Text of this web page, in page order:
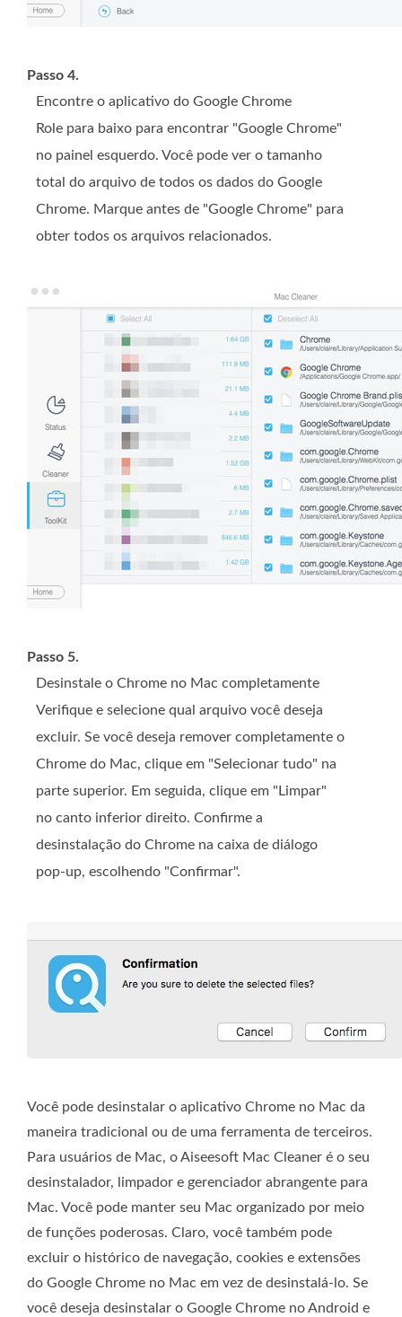
Passo 4.
Encontre o aplicativo do Google Chrome
Role para baixo para encontrar "Google Chrome"
no painel esquerdo. Você pode ver o tamanho
total do arquivo de todos os dados do Google
Chrome. Marque antes de "Google Chrome" para
obter todos os arquivos relacionados.
Passo 5.
Desinstale o Chrome no Mac completamente
Verifique e selecione qual arquivo você deseja
excluir. Se você deseja remover completamente o
Chrome do Mac, clique em "Selecionar tudo" na
parte superior. Em seguida, clique em "Limpar"
no canto inferior direito. Confirme a
desinstalação do Chrome na caixa de diálogo
pop-up, escolhendo "Confirmar".
Você pode desinstalar o aplicativo Chrome no Mac da
maneira tradicional ou de uma ferramenta de terceiros.
Para usuários de Mac, o Aiseesoft Mac Cleaner é o seu
desinstalador, limpador e gerenciador abrangente para
Mac. Você pode manter seu Mac organizado por meio
de funções poderosas. Claro, você também pode
excluir o histórico de navegação, cookies e extensões
do Google Chrome no Mac em vez de desinstalá-lo. Se
você deseja desinstalar o Google Chrome no Android e